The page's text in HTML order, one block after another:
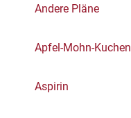
Andere Pläne
Apfel-Mohn-Kuchen
Aspirin